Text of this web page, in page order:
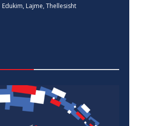
Edukim, Lajme, Thellesisht